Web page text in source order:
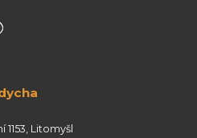
1153, Litomyšl